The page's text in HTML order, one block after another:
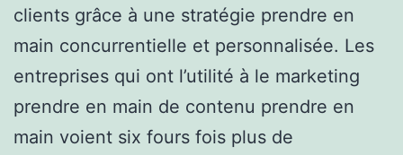
clients grâce à une stratégie prendre en
main concurrentielle et personnalisée. Les
entreprises qui ont l’utilité à le marketing
prendre en main de contenu prendre en
main voient six fours fois plus de